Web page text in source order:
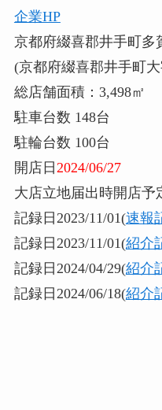
企業HP
京都府綴喜郡井手町
(京都府綴喜郡井手町
総店舗面積：3,498㎡
駐車台数 148台
駐輪台数 100台
開店日 2024/06/27
大店立地届出時開店予
記録日2023/11/01(速報
記録日2023/11/01(紹介
記録日2024/04/29(紹介
記録日2024/06/18(紹介